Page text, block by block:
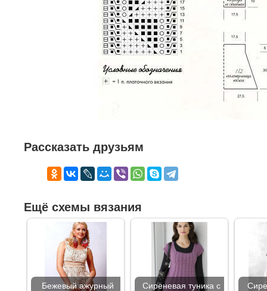
Рассказать друзьям
Ещё схемы вязания
Бежевый ажурный
Сиреневая туника с